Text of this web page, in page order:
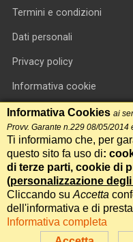
Termini e condizioni
Dati personali
Privacy policy
Informativa cookie
RSS feed
RSS Top News
Contatti
International
giornalistica n.191, reg.
Informativa Cookies ai
Provv. Garante n.229 08/05/2014
Ti informiamo che, per
questo sito fa uso di:
di terze parti, cookie di
(personalizzazione
Cliccando su Accetta
dell'informativa e di
Informativa completa